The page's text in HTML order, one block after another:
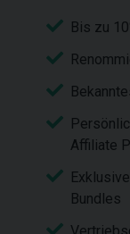
Bis zu
Affiliate
Bundles